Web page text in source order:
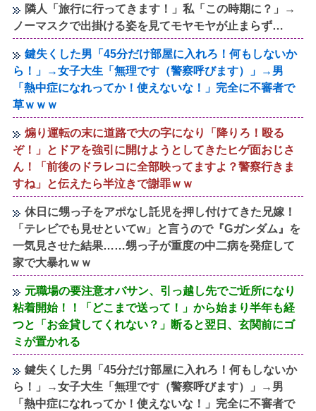
隣人「旅行に行ってきます！」私「この時期に？」→
ノーマスクで出掛ける姿を見てモヤモヤが止まらず…
鍵失くした男「45分だけ部屋に入れろ！何もしないか
ら！」→女子大生「無理です（警察呼びます）」→男
「熱中症になれってか！使えないな！」完全に不審者で
草ｗｗｗ
煽り運転の末に道路で大の字になり「降りろ！殴る
ぞ！」とドアを強引に開けようとしてきたヒゲ面おじさ
ん！「前後のドラレコに全部映ってますよ？警察行きま
すね」と伝えたら半泣きで謝罪ｗｗ
休日に甥っ子をアポなし託児を押し付けてきた兄嫁！
「テレビでも見せといてw」と言うので『Gガンダム』を
一気見させた結果……甥っ子が重度の中二病を発症して
家で大暴れｗｗ
元職場の要注意オバサン、引っ越し先でご近所になり
粘着開始！！「どこまで送って！」から始まり半年も経
つと「お金貸してくれない？」断ると翌日、玄関前にゴ
ミが置かれる
鍵失くした男「45分だけ部屋に入れろ！何もしないか
ら！」→女子大生「無理です（警察呼びます）」→男
「熱中症になれってか！使えないな！」完全に不審者で